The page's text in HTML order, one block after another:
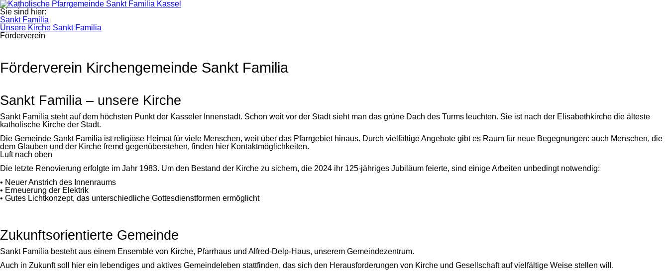
Sie sind hier:
Sankt Familia
Unsere Kirche Sankt Familia
Förderverein
Förderverein Kirchengemeinde Sankt Familia
Sankt Familia – unsere Kirche
Sankt Familia steht auf dem höchsten Punkt der Kasseler Innenstadt. Schon weit vor der Stadt sieht man das grüne Dach des Turms leuchten. Sie ist nach der Elisabethkirche die älteste
katholische Kirche der Stadt.
Die Gemeinde Sankt Familia ist religiöse Heimat für viele Menschen, weit über das Pfarrgebiet hinaus. Durch vielfältige Angebote gibt es Raum für neue Begegnungen: auch Menschen, die
dem Glauben und der Kirche fremd gegenüberstehen, finden hier Kontaktmöglichkeiten.
Luft nach oben
Die letzte Renovierung erfolgte im Jahr 1983. Um den Bestand der Kirche zu sichern, die 2024 ihr 125-jähriges Jubiläum feierte, sind einige Arbeiten unbedingt notwendig:
• Neuer Anstrich des Innenraums
• Erneuerung der Elektrik
• Gutes Lichtkonzept, das unterschiedliche Gottesdienstformen ermöglicht
Zukunftsorientierte Gemeinde
Sankt Familia besteht aus einem Ensemble von Kirche, Pfarrhaus und Alfred-Delp-Haus, unserem Gemeindezentrum.
Auch in Zukunft soll hier ein lebendiges und aktives Gemeindeleben stattfinden, das sich den Herausforderungen von Kirche und Gesellschaft auf vielfältige Weise stellen will.